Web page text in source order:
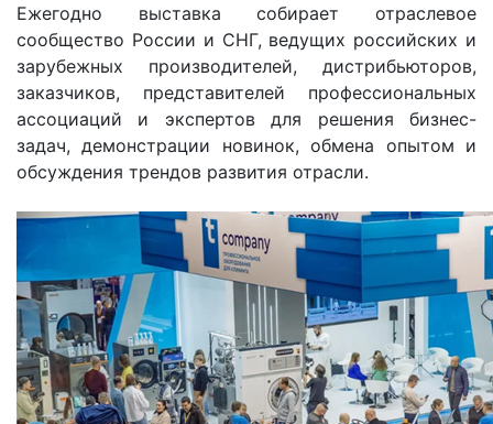
Ежегодно выставка собирает отраслевое
сообщество России и СНГ, ведущих российских и
зарубежных производителей, дистрибьюторов,
заказчиков, представителей профессиональных
ассоциаций и экспертов для решения бизнес-
задач, демонстрации новинок, обмена опытом и
обсуждения трендов развития отрасли.